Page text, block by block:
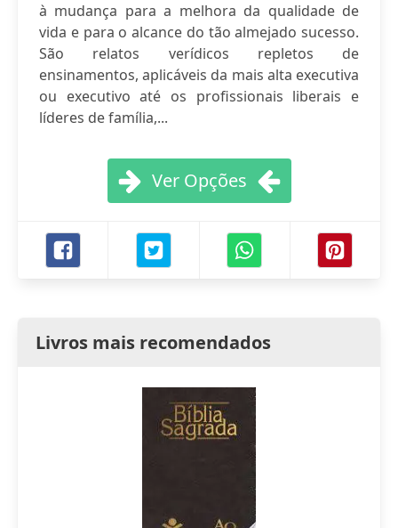
à mudança para a melhora da qualidade de
vida e para o alcance do tão almejado sucesso.
São relatos verídicos repletos de
ensinamentos, aplicáveis da mais alta executiva
ou executivo até os profissionais liberais e
líderes de família,...
Ver Opções
Livros mais recomendados